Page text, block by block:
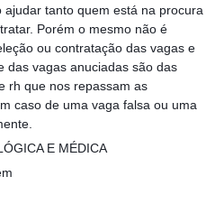
tanto quem está na procura
Porém o mesmo não é
ou contratação das vagas e
das vagas anuciadas são das
rh que nos repassam as
caso de uma vaga falsa ou uma
E MÉDICA